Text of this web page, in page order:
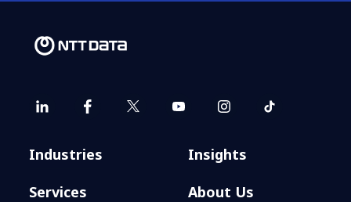
Industries
Services
Insights
About Us